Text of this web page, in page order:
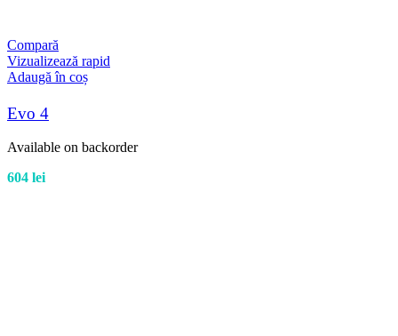
Compară
Vizualizează rapid
Adaugă în coș
Evo 4
Available on backorder
604 lei